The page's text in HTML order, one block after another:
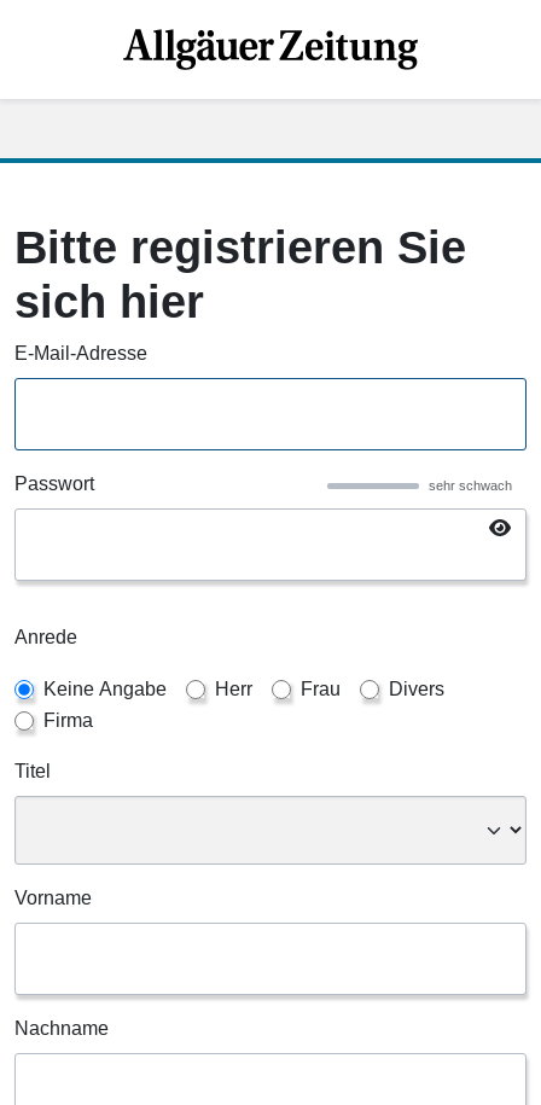
Bitte registrieren Sie
sich hier
E-Mail-Adresse
Passwort sehr schwach
Anrede
Keine Angabe Herr Frau
Divers
Firma
Titel
Vorname
Nachname